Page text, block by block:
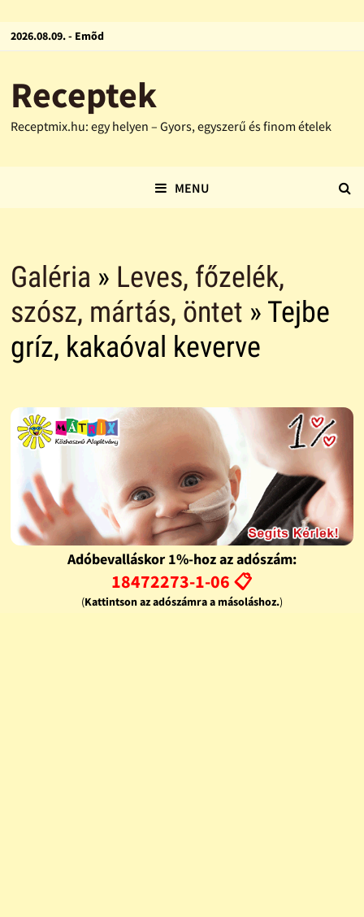
2026.08.09. - Emõd
Receptek
Receptmix.hu: egy helyen – Gyors, egyszerű és finom ételek
MENU
Galéria » Leves, főzelék,
szósz, mártás, öntet » Tejbe
gríz, kakaóval keverve
Adóbevalláskor 1%-hoz az adószám:
18472273-1-06 📋
(Kattintson az adószámra a másoláshoz.)